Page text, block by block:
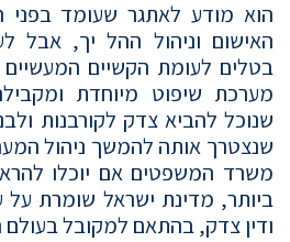
הוא מודע לאתגר שעומד בפני
האישום וניהול ההל יך, אבל
בטלים לעומת הקשיים המעשיים
מערכת שיפוט מיוחדת
שנוכל להביא צדק לקורבנות
שנצטרך אותה להמשך ניהול
משרד המשפטים אם יוכלו
ביותר, מדינת ישראל שומרת על
ודין צדק, בהתאם למקובל בעולם